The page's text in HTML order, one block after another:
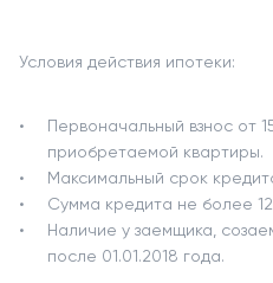
Условия действия ипотеки:
Первоначальный взнос от
приобретаемой квартиры.
Максимальный срок
Сумма кредита не более
Наличие у заемщика,
после 01.01.2018 года.